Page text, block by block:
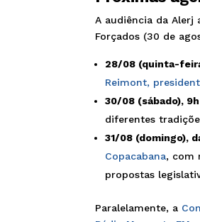
A audiência da Alerj
Forçados (30 de
28/08 (quinta-
Reimont,
30/08 (sábado), 9h
diferentes
31/08 (domingo),
Copacabana, com
propostas
Paralelamente, a